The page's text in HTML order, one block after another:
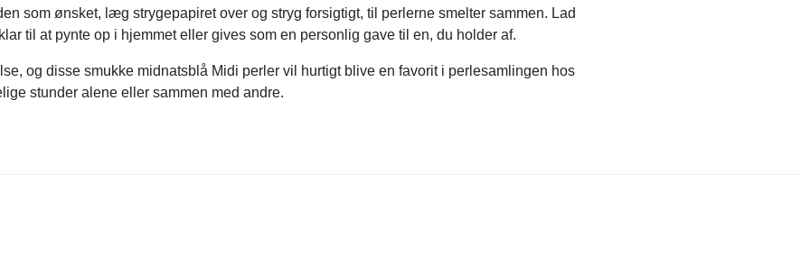
som ønsket, læg strygepapiret over og stryg forsigtigt, til perlerne smelter sammen. Lad
til at pynte op i hjemmet eller gives som en personlig gave til en, du holder af.
og disse smukke midnatsblå Midi perler vil hurtigt blive en favorit i perlesamlingen hos
stunder alene eller sammen med andre.